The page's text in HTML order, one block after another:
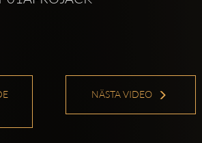
NÄSTA VIDEO